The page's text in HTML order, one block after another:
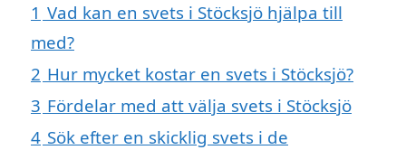
1 Vad kan en svets i Stöcksjö hjälpa till
med?
2 Hur mycket kostar en svets i Stöcksjö?
3 Fördelar med att välja svets i Stöcksjö
4 Sök efter en skicklig svets i de